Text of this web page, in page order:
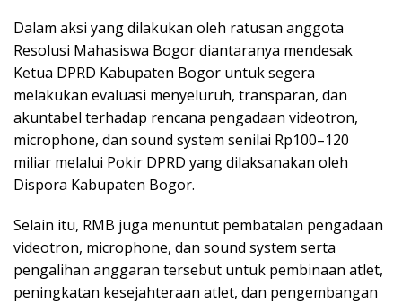
Dalam aksi yang dilakukan oleh ratusan anggota
Resolusi Mahasiswa Bogor diantaranya mendesak
Ketua DPRD Kabupaten Bogor untuk segera
melakukan evaluasi menyeluruh, transparan, dan
akuntabel terhadap rencana pengadaan videotron,
microphone, dan sound system senilai Rp100–120
miliar melalui Pokir DPRD yang dilaksanakan oleh
Dispora Kabupaten Bogor.
Selain itu, RMB juga menuntut pembatalan pengadaan
videotron, microphone, dan sound system serta
pengalihan anggaran tersebut untuk pembinaan atlet,
peningkatan kesejahteraan atlet, dan pengembangan